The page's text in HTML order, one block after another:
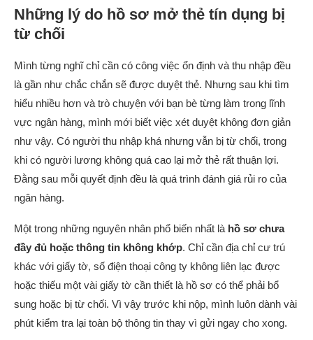
Những lý do hồ sơ mở thẻ tín dụng bị
từ chối
Mình từng nghĩ chỉ cần có công việc ổn định và thu nhập đều
là gần như chắc chắn sẽ được duyệt thẻ. Nhưng sau khi tìm
hiểu nhiều hơn và trò chuyện với bạn bè từng làm trong lĩnh
vực ngân hàng, mình mới biết việc xét duyệt không đơn giản
như vậy. Có người thu nhập khá nhưng vẫn bị từ chối, trong
khi có người lương không quá cao lại mở thẻ rất thuận lợi.
Đằng sau mỗi quyết định đều là quá trình đánh giá rủi ro của
ngân hàng.
Một trong những nguyên nhân phổ biến nhất là hồ sơ chưa
đầy đủ hoặc thông tin không khớp. Chỉ cần địa chỉ cư trú
khác với giấy tờ, số điện thoại công ty không liên lạc được
hoặc thiếu một vài giấy tờ cần thiết là hồ sơ có thể phải bổ
sung hoặc bị từ chối. Vì vậy trước khi nộp, mình luôn dành vài
phút kiểm tra lại toàn bộ thông tin thay vì gửi ngay cho xong.